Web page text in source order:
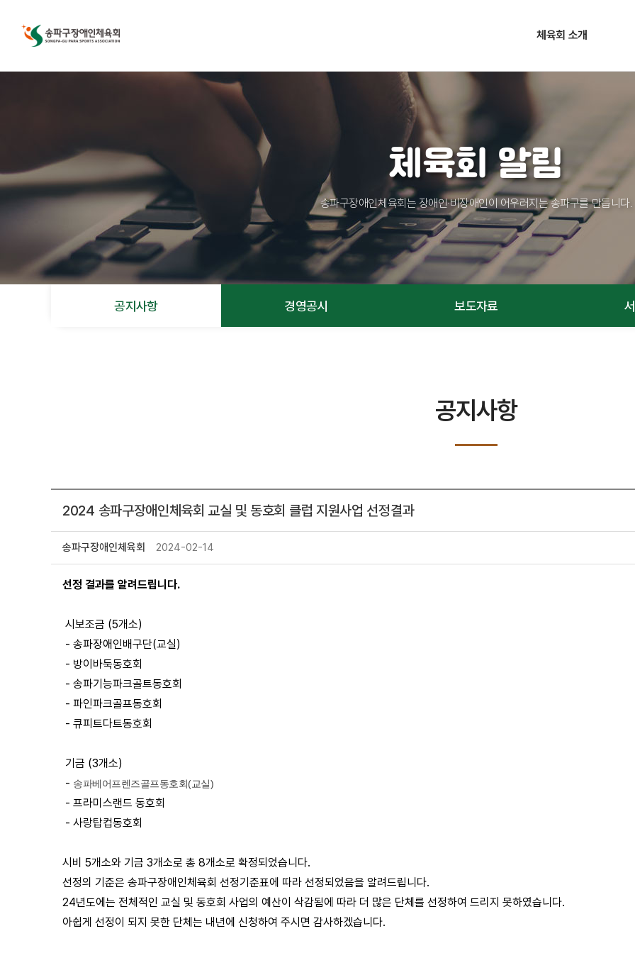
체육회 소개
찾아오시는 길
체육회 알림
송파구장애인체육회는 장애인·비장애인이 어우러지는 송파구를 만듭니다.
공지사항 경영공시 보도자료
공지사항
2024 송파구장애인체육회 교실 및 동호회 클럽 지원사업 선정결과
송파구장애인체육회 2024-02-14
선정 결과를 알려드립니다.
시보조금 (5개소)
- 송파장애인배구단(교실)
- 방이바둑동호회
- 송파기능파크골트동호회
- 파인파크골프동호회
- 큐피트다트동호회
기금 (3개소)
- 송파베어프렌즈골프동호회(교실)
- 프라미스랜드 동호회
- 사랑탑컵동호회
시비 5개소와 기금 3개소로 총 8개소로 확정되었습니다.
선정의 기준은 송파구장애인체육회 선정기준표에 따라 선정되었음을 알려드립니다.
24년도에는 전체적인 교실 및 동호회 사업의 예산이 삭감됨에 따라 더 많은 단체를 선정하여 드리지 못하였습니다.
아쉽게 선정이 되지 못한 단체는 내년에 신청하여 주시면 감사하겠습니다.